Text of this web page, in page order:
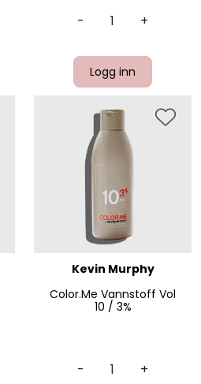
- +
Logg inn
Kevin Murphy
Color.Me Vannstoff Vol
10 / 3%
- +